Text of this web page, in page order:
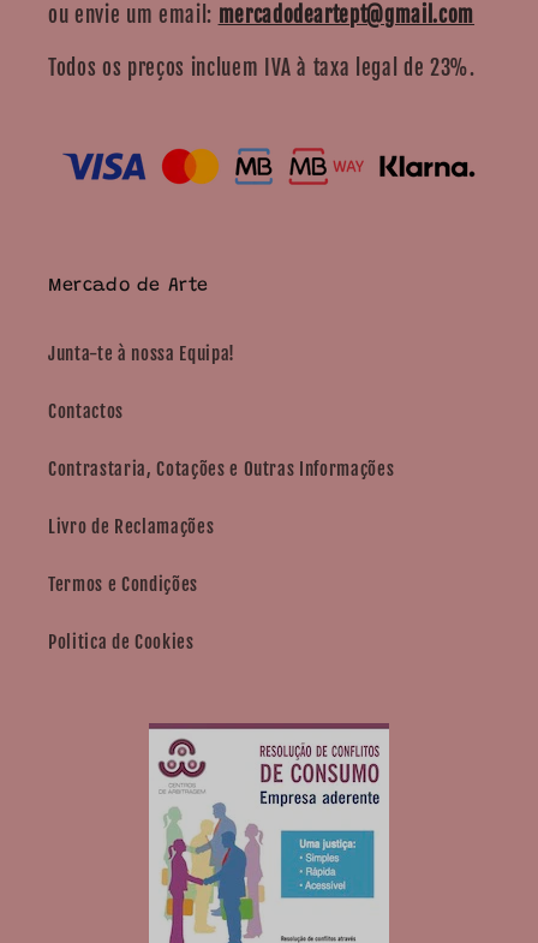
ou envie um email: mercadodeartept@gmail.com
Todos os preços incluem IVA à taxa legal de 23%.
Mercado de Arte
Junta-te à nossa Equipa!
Contactos
Contrastaria, Cotações e Outras Informações
Livro de Reclamações
Termos e Condições
Politica de Cookies